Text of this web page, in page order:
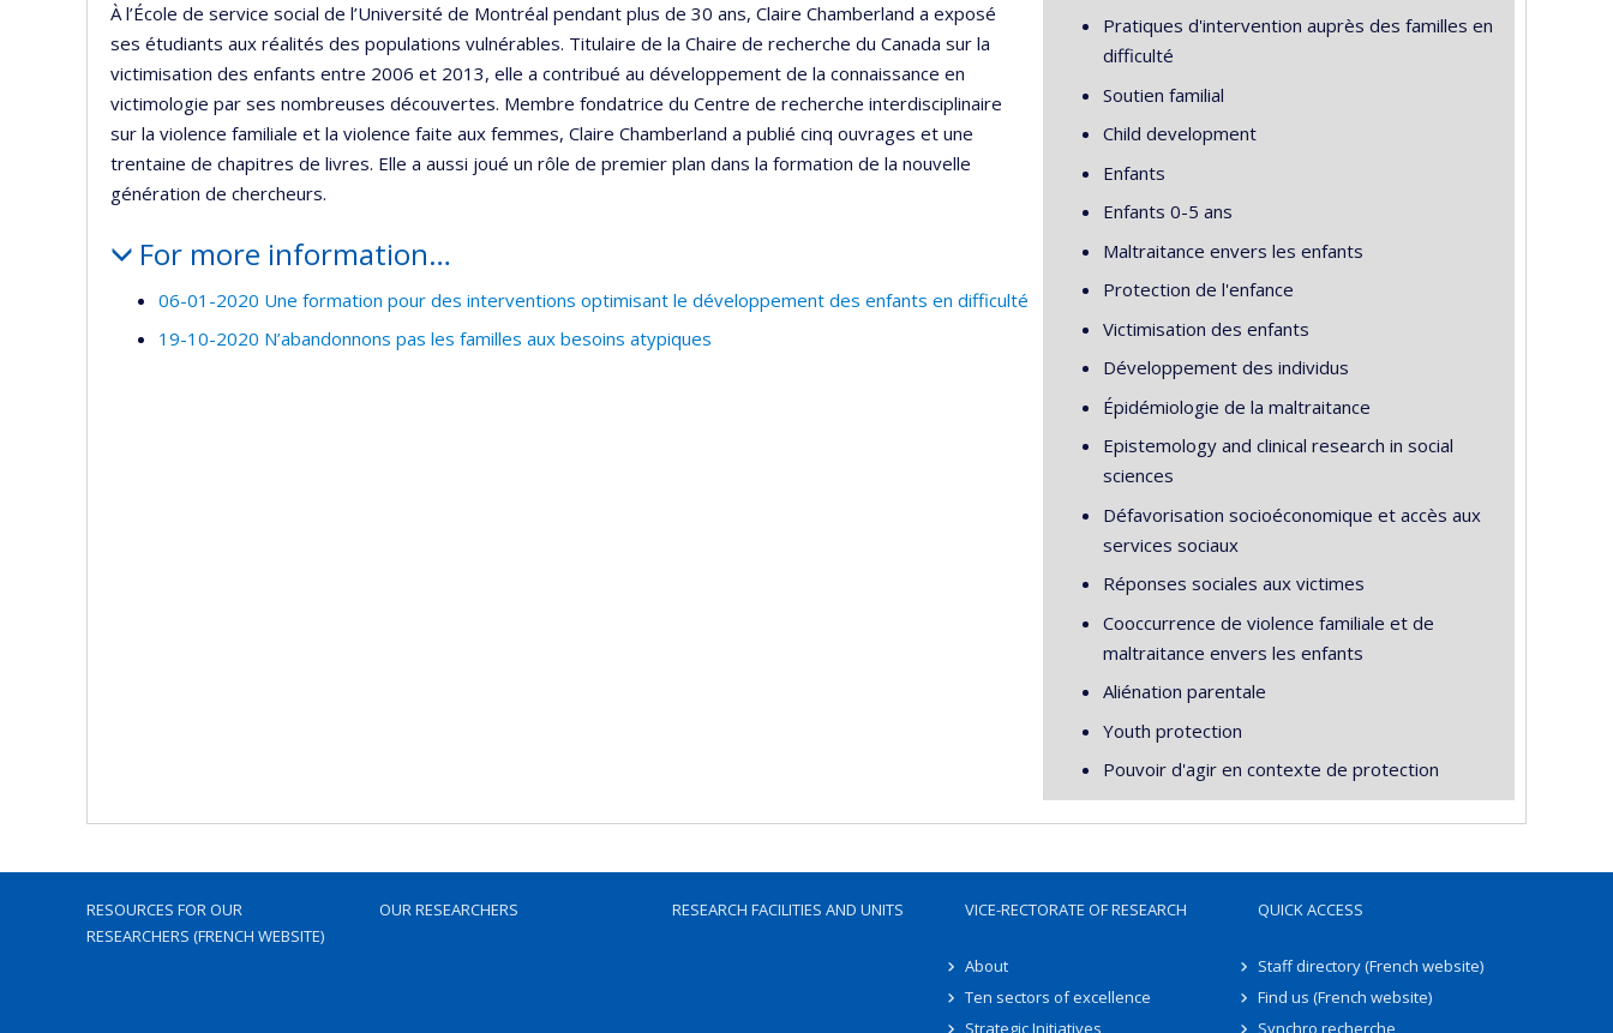
À l’École de service social de l’Université de Montréal pendant plus de 30 ans, Claire Chamberland a exposé
ses étudiants aux réalités des populations vulnérables. Titulaire de la Chaire de recherche du Canada sur la
victimisation des enfants entre 2006 et 2013, elle a contribué au développement de la connaissance en
victimologie par ses nombreuses découvertes. Membre fondatrice du Centre de recherche interdisciplinaire
sur la violence familiale et la violence faite aux femmes, Claire Chamberland a publié cinq ouvrages et une
trentaine de chapitres de livres. Elle a aussi joué un rôle de premier plan dans la formation de la nouvelle
génération de chercheurs.
For more information…
06-01-2020 Une formation pour des interventions optimisant le développement des enfants en difficulté
19-10-2020 N’abandonnons pas les familles aux besoins atypiques
Pratiques d'intervention auprès des familles en
difficulté
Soutien familial
Child development
Enfants
Enfants 0-5 ans
Maltraitance envers les enfants
Protection de l'enfance
Victimisation des enfants
Développement des individus
Épidémiologie de la maltraitance
Epistemology and clinical research in social
sciences
Défavorisation socioéconomique et accès aux
services sociaux
Réponses sociales aux victimes
Cooccurrence de violence familiale et de
maltraitance envers les enfants
Aliénation parentale
Youth protection
Pouvoir d'agir en contexte de protection
RESOURCES FOR OUR
RESEARCHERS (FRENCH WEBSITE)
OUR RESEARCHERS RESEARCH FACILITIES AND UNITS VICE-RECTORATE OF RESEARCH
About
Ten sectors of excellence
Strategic Initiatives
QUICK ACCESS
Staff directory (French website)
Find us (French website)
Synchro recherche